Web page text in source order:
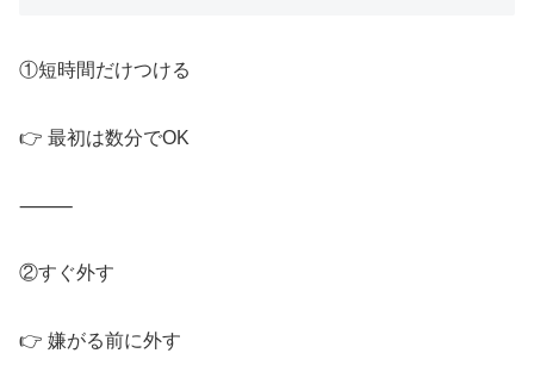
①短時間だけつける
👉 最初は数分でOK
⸻
②すぐ外す
👉 嫌がる前に外す